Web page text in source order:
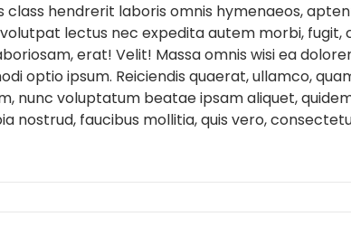
hendrerit laboris omnis hymenaeos,
lectus nec expedita autem morbi, fugit,
erat! Velit! Massa omnis wisi ea
optio ipsum. Reiciendis quaerat, ullamco,
nunc voluptatum beatae ipsam aliquet,
nostrud, faucibus mollitia, quis vero,